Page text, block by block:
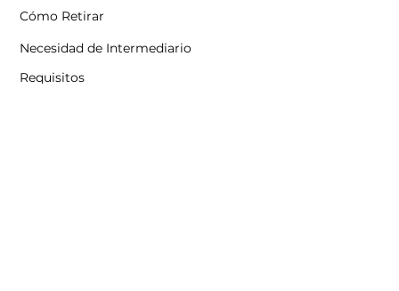
Cómo Retirar
Necesidad de Intermediario
Requisitos